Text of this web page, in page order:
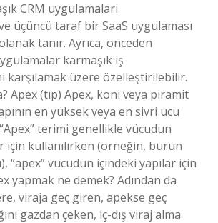
CRM uygulamaları
üçüncü taraf bir SaaS uygulaması
tanır. Ayrıca, önceden
karmaşık iş
karşılamak üzere özelleştirilebilir.
Apex (tıp) Apex, koni veya piramit
en yüksek veya en sivri ucu
terimi genellikle vücudun
için kullanılırken (örneğin, burun
“apex” vücudun içindeki yapılar için
yapmak ne demek? Adından da
viraja geç giren, apekse geç
gazdan çeken, iç-dış viraj alma